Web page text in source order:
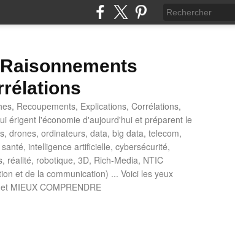
Recoupements, Explications, Corrélations,
érigent l'économie d'aujourd'hui et préparent le
drones, ordinateurs, data, big data, telecom,
intelligence artificielle, cybersécurité,
réalité, robotique, 3D, Rich-Media, NTIC
et de la communication) ... Voici les yeux
MIEUX COMPRENDRE